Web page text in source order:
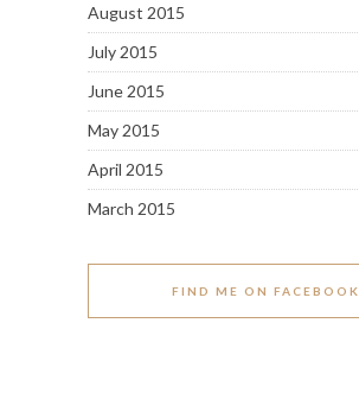
August 2015
July 2015
June 2015
May 2015
April 2015
March 2015
FIND ME ON FACEBOOK